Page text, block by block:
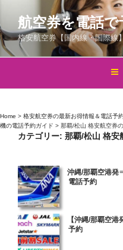
テ
ン
ス
ッ
航空券を電話で
格安航空券【国内線・国際線
Home > 格安航空券の最新お得情報＆電話予
機の電話予約ガイド > 那覇/松山 格安航空券
カテゴリー: 那覇/松山 格安
投
稿
沖縄/那覇空港発
電話予約
投
稿
【沖縄/那覇空
予約